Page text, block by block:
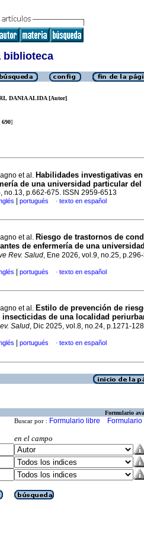
biblioteca
DANIA ALIDA [Autor]
690]
et al. Habilidades investigativas en
de una universidad particular del
no.13, p.662-675. ISSN 2959-6513
portugués · texto en español
et al. Riesgo de trastornos de
de enfermería de una universidad
Rev. Salud, Ene 2026, vol.9, no.25,
portugués · texto en español
et al. Estilo de prevención de
insecticidas de una localidad
Salud, Dic 2025, vol.8, no.24, p.1271-
portugués · texto en español
Formulario
Buscar por : Formulario libre
en el campo